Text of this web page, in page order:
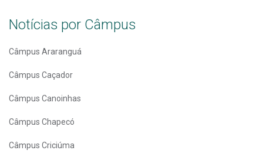
Notícias por Câmpus
Câmpus Araranguá
Câmpus Caçador
Câmpus Canoinhas
Câmpus Chapecó
Câmpus Criciúma